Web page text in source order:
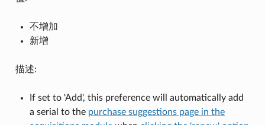
不增加
新增
描述:
If set to 'Add', this preference will automatically add
a serial to the purchase suggestions page in the